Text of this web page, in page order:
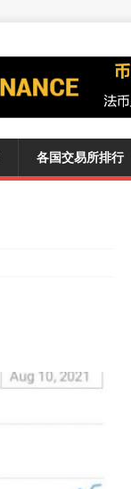
各国交易所排行